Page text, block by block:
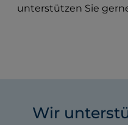
unterstützen Sie
Wir